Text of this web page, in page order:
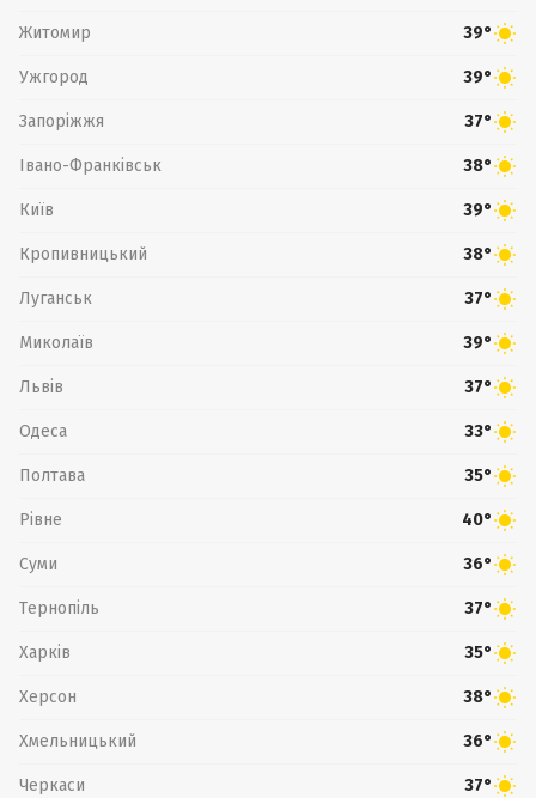
Житомир 39°
Ужгород 39°
Запоріжжя 37°
Івано-Франківськ 38°
Київ 39°
Кропивницький 38°
Луганськ 37°
Миколаїв 39°
Львів 37°
Одеса 33°
Полтава 35°
Рівне 40°
Суми 36°
Тернопіль 37°
Харків 35°
Херсон 38°
Хмельницький 36°
Черкаси 37°